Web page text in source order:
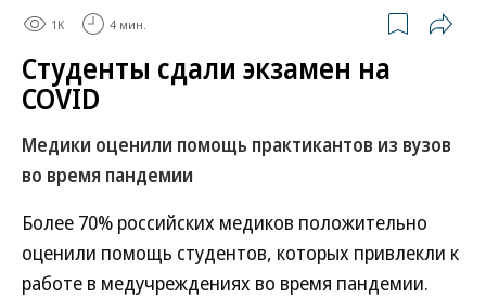
1K 4 мин.
Студенты сдали экзамен на
COVID
Медики оценили помощь практикантов из вузов
во время пандемии
Более 70% российских медиков положительно
оценили помощь студентов, которых привлекли к
работе в медучреждениях во время пандемии.